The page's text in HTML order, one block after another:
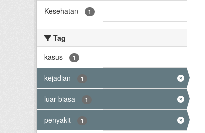
Kesehatan - 1
Tag
kasus - 1
kejadian - 1
luar biasa - 1
penyakit - 1